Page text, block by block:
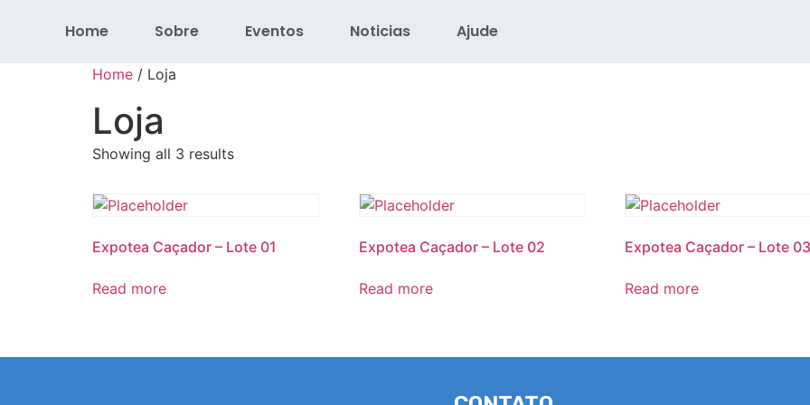
Home Sobre Eventos Noticias Ajude
Home / Loja
Loja
Showing all 3 results
Expotea Caçador – Lote 01
Read more
Expotea Caçador – Lote 02
Read more
Expotea Caçador – Lote 03
Read more